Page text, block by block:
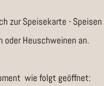
zur Speisekarte - Speisen
oder Heuschweinen an.
wie folgt geöffnet: